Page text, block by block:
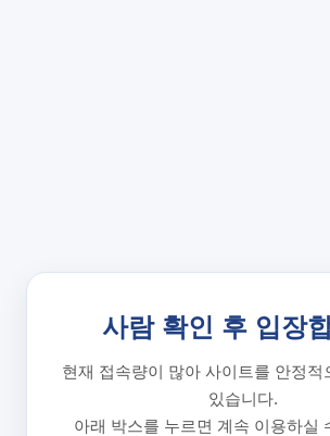
사람 확인 후 입장
현재 접속량이 많아 사이트를 안정적
있습니다.
아래 박스를 누르면 계속 이용하실